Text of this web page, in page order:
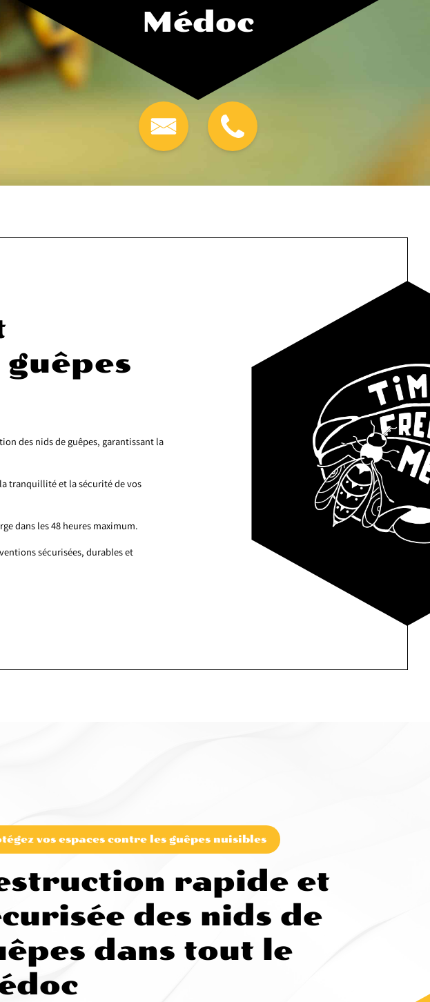
Médoc
des nids de guêpes, garantissant la
tranquillité et la sécurité de vos
dans les 48 heures maximum.
sécurisées, durables et
vos espaces contre les guêpes nuisibles
rapide et
des nids de
dans tout le